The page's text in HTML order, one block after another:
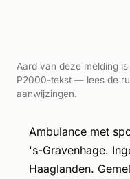
Aard van deze melding
P2000-tekst — lees de
aanwijzingen.
Ambulance met
's-Gravenhage.
Haaglanden.